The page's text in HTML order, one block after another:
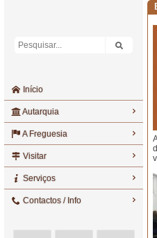
Início
Autarquia
A Freguesia
Visitar
Serviços
Contactos / Info